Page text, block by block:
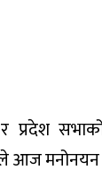
प्रदेश
मनोनयन